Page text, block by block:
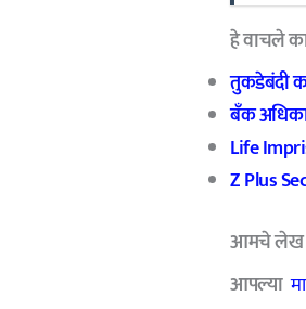
हे वाचले
तुकडेबंदी
बँक
Life
Z Plus
आमचेलेख
आपल्या